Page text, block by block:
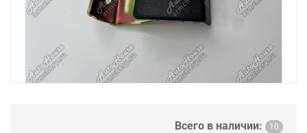
Всего в наличии: 10